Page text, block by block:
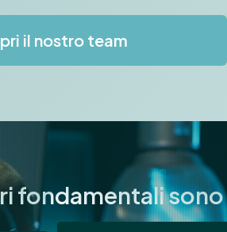
il nostro team
fondamentali sono